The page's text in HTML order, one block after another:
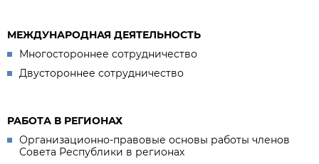
МЕЖДУНАРОДНАЯ ДЕЯТЕЛЬНОСТЬ
Многостороннее сотрудничество
Двустороннее сотрудничество
РАБОТА В РЕГИОНАХ
Организационно-правовые основы работы членов
Совета Республики в регионах